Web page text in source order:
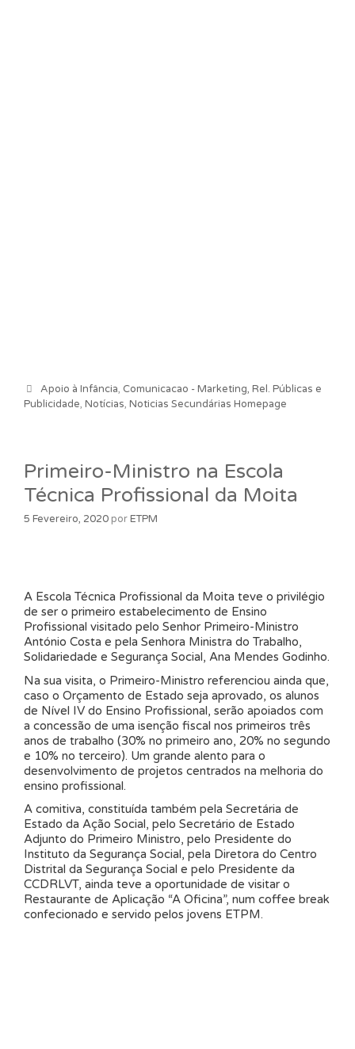
Categorias
Apoio à Infância, Comunicacao - Marketing, Rel. Públicas e
Publicidade, Notícias, Noticias Secundárias Homepage
Primeiro-Ministro na Escola
Técnica Profissional da Moita
5 Fevereiro, 2020 porETPM
A Escola Técnica Profissional da Moita teve o privilégio
de ser o primeiro estabelecimento de Ensino
Profissional visitado pelo Senhor Primeiro-Ministro
António Costa e pela Senhora Ministra do Trabalho,
Solidariedade e Segurança Social, Ana Mendes Godinho.
Na sua visita, o Primeiro-Ministro referenciou ainda que,
caso o Orçamento de Estado seja aprovado, os alunos
de Nível IV do Ensino Profissional, serão apoiados com
a concessão de uma isenção fiscal nos primeiros três
anos de trabalho (30% no primeiro ano, 20% no segundo
e 10% no terceiro). Um grande alento para o
desenvolvimento de projetos centrados na melhoria do
ensino profissional.
A comitiva, constituída também pela Secretária de
Estado da Ação Social, pelo Secretário de Estado
Adjunto do Primeiro Ministro, pelo Presidente do
Instituto da Segurança Social, pela Diretora do Centro
Distrital da Segurança Social e pelo Presidente da
CCDRLVT, ainda teve a oportunidade de visitar o
Restaurante de Aplicação “A Oficina”, num coffee break
confecionado e servido pelos jovens ETPM.